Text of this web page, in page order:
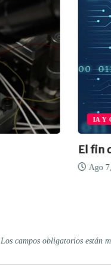
IA Y
El fin
Ago
Los campos obligatorios están